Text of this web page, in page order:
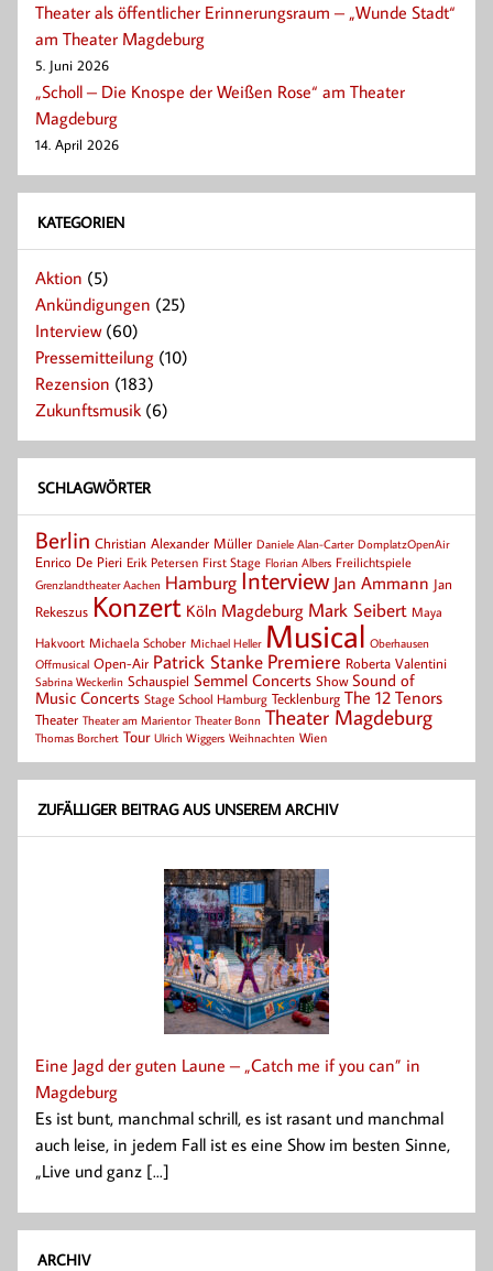
Theater als öffentlicher Erinnerungsraum – „Wunde Stadt“
am Theater Magdeburg
5. Juni 2026
„Scholl – Die Knospe der Weißen Rose“ am Theater
Magdeburg
14. April 2026
KATEGORIEN
Aktion (5)
Ankündigungen (25)
Interview(60)
Pressemitteilung (10)
Rezension (183)
Zukunftsmusik(6)
SCHLAGWÖRTER
Berlin Christian Alexander Müller Daniele Alan-Carter DomplatzOpenAir
Enrico De Pieri Erik Petersen First Stage Florian Albers Freilichtspiele
Grenzlandtheater Aachen Hamburg Interview Jan Ammann Jan
Rekeszus Konzert Köln Magdeburg Mark Seibert Maya
Hakvoort Michaela Schober Michael Heller Musical Oberhausen
Offmusical Open-Air Patrick Stanke Premiere Roberta Valentini
Sabrina Weckerlin Schauspiel Semmel Concerts Show Sound of
Music Concerts Stage School Hamburg Tecklenburg The 12 Tenors
Theater Theater am Marientor Theater Bonn Theater Magdeburg
Thomas Borchert Tour Ulrich Wiggers Weihnachten Wien
ZUFÄLLIGER BEITRAG AUS UNSEREM ARCHIV
Eine Jagd der guten Laune – „Catch me if you can” in
Magdeburg
Es ist bunt, manchmal schrill, es ist rasant und manchmal
auch leise, in jedem Fall ist es eine Show im besten Sinne,
„Live und ganz [...]
ARCHIV